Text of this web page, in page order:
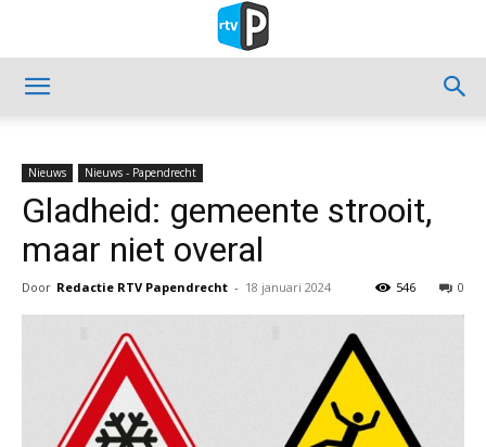
Nieuws Nieuws - Papendrecht
Gladheid: gemeente strooit,
maar niet overal
Door Redactie RTV Papendrecht - 18 januari 2024 0
546